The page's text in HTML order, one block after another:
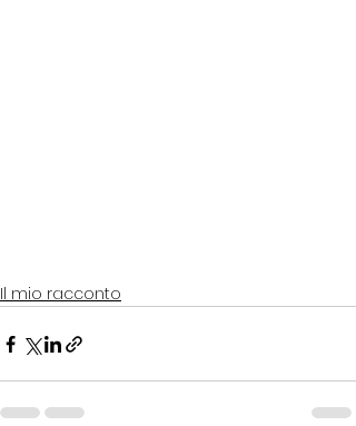
Il mio racconto